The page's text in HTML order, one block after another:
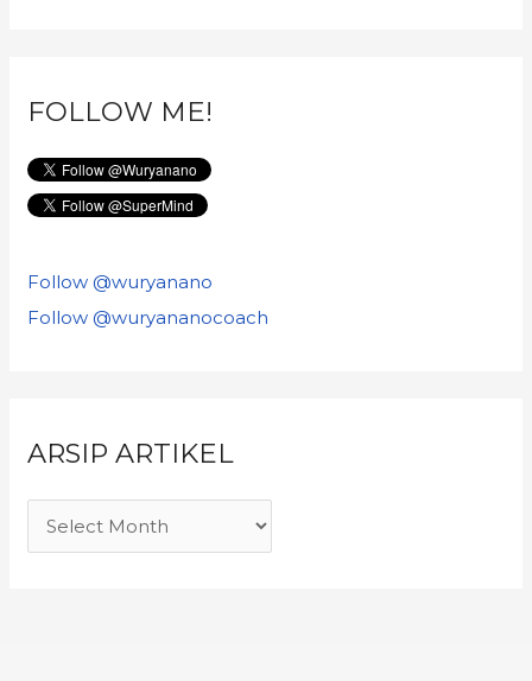
FOLLOW ME!
Follow @wuryanano
Follow @wuryananocoach
ARSIP ARTIKEL